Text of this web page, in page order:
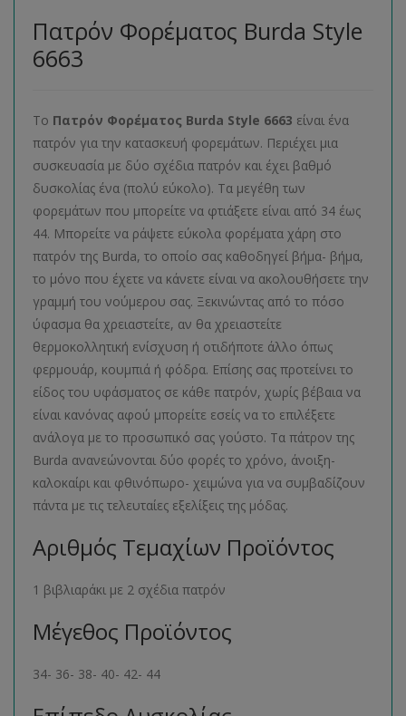
Πατρόν Φορέματος Burda Style
6663
Το Πατρόν Φορέματος Burda Style 6663 είναι ένα
πατρόν για την κατασκευή φορεμάτων. Περιέχει μια
συσκευασία με δύο σχέδια πατρόν και έχει βαθμό
δυσκολίας ένα (πολύ εύκολο). Τα μεγέθη των
φορεμάτων που μπορείτε να φτιάξετε είναι από 34 έως
44. Μπορείτε να ράψετε εύκολα φορέματα χάρη στο
πατρόν της Burda, το οποίο σας καθοδηγεί βήμα- βήμα,
το μόνο που έχετε να κάνετε είναι να ακολουθήσετε την
γραμμή του νούμερου σας. Ξεκινώντας από το πόσο
ύφασμα θα χρειαστείτε, αν θα χρειαστείτε
θερμοκολλητική ενίσχυση ή οτιδήποτε άλλο όπως
φερμουάρ, κουμπιά ή φόδρα. Επίσης σας προτείνει το
είδος του υφάσματος σε κάθε πατρόν, χωρίς βέβαια να
είναι κανόνας αφού μπορείτε εσείς να το επιλέξετε
ανάλογα με το προσωπικό σας γούστο. Τα πάτρον της
Burda ανανεώνονται δύο φορές το χρόνο, άνοιξη-
καλοκαίρι και φθινόπωρο- χειμώνα για να συμβαδίζουν
πάντα με τις τελευταίες εξελίξεις της μόδας.
Αριθμός Τεμαχίων Προϊόντος
1 βιβλιαράκι με 2 σχέδια πατρόν
Μέγεθος Προϊόντος
34- 36- 38- 40- 42- 44